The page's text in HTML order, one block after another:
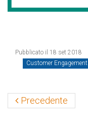
Pubblicato il 18 set 2018
Customer Engagement
Precedente